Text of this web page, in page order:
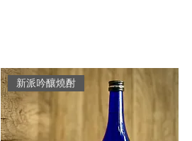
新派吟釀燒酎